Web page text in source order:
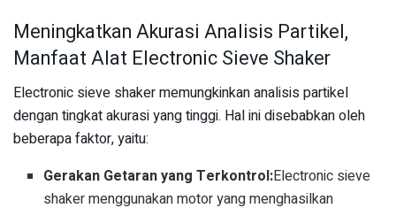
Meningkatkan Akurasi Analisis Partikel,
Manfaat Alat Electronic Sieve Shaker
Electronic sieve shaker memungkinkan analisis partikel
dengan tingkat akurasi yang tinggi. Hal ini disebabkan oleh
beberapa faktor, yaitu:
Gerakan Getaran yang Terkontrol:Electronic sieve
shaker menggunakan motor yang menghasilkan